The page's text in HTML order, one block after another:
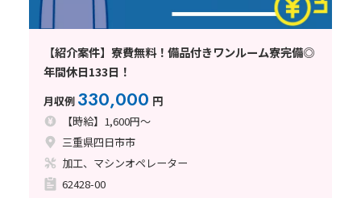
【紹介案件】寮費無料！備品付きワンルーム寮完備◎
年間休日133日！
月収例 330,000 円
【時給】1,600円～
三重県四日市市
加工、マシンオペレーター
62428-00